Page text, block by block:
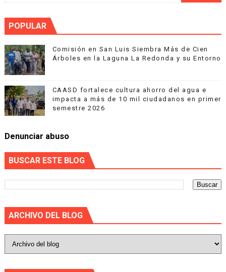
POPULAR
Comisión en San Luis Siembra Más de Cien
Árboles en la Laguna La Redonda y su Entorno
CAASD fortalece cultura ahorro del agua e
impacta a más de 10 mil ciudadanos en primer
semestre 2026
Denunciar abuso
BUSCAR ESTE BLOG
ARCHIVO DEL BLOG